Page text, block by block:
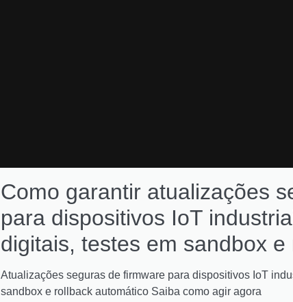
Como garantir atualizações
para dispositivos IoT
digitais, testes em sandbox
Atualizações seguras de firmware para dispositivos IoT
sandbox e rollback automático Saiba como agir agora